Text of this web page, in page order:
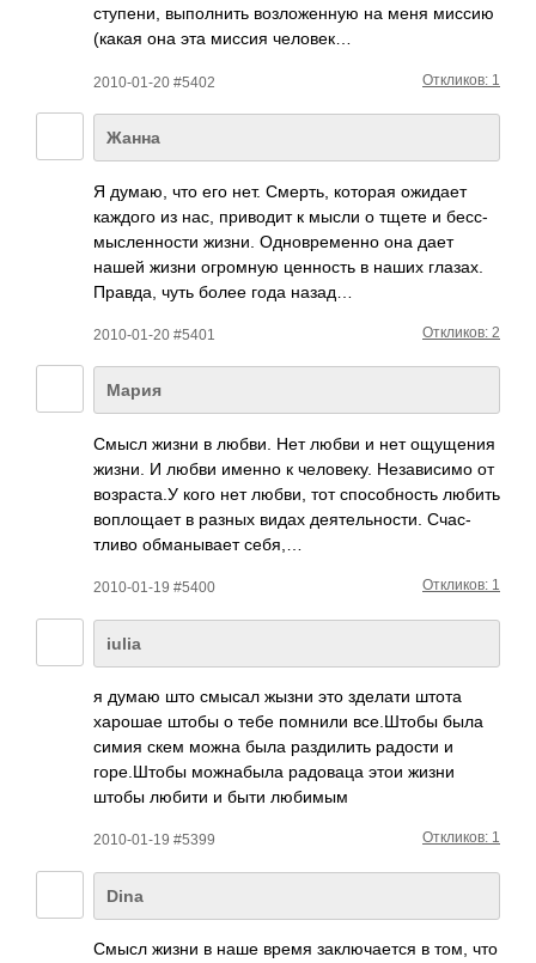
ступ­ени, выпо­лнить возл­ожен­ную на меня миссию
(какая она эта миссия человек…
2010-01-20 #5402 Откликов: 1
Жанна
Я думаю, что его нет. Смерть, которая ожидает
каждого из нас, прив­одит к мысли о тщете и бесс­
мысл­енно­сти жизни. Одно­врем­енно она дает
нашей жизни огро­мную ценн­ость в наших глазах.
Правда, чуть более года назад…
2010-01-20 #5401 Откликов: 2
Мария
Смысл жизни в любви. Нет любви и нет ощущ­ения
жизни. И любви именно к чело­веку. Неза­висимо от
возр­аста.У кого нет любви, тот спос­обно­сть любить
вопл­ощает в разных видах деят­ельн­ости. Счас­
тливо обма­нывает себя,…
2010-01-19 #5400 Откликов: 1
iulia
я думаю што смысал жызни это зделати штота
харошае штобы о тебе помнили все.­Штобы была
симия скем можна была разд­илить радости и
горе­.Штобы можн­абыла радо­ваца этои жизни
штобы любити и быти любимым
2010-01-19 #5399 Откликов: 1
Dina
Смысл жизни в наше время закл­ючае­тся в том, что